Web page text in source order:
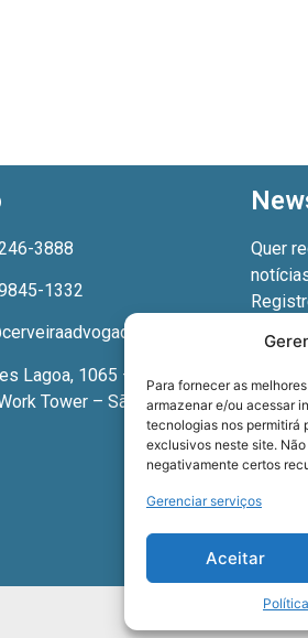
Para fornecer as
armazenar e/ou acessar
tecnologias nos permitirá
exclusivos neste site.
negativamente certos
Gerenciar serviços
Aceitar
3888
1332
Lagoa, 1065 – 3º andar
Tower – São Paulo –
Quer
Termos